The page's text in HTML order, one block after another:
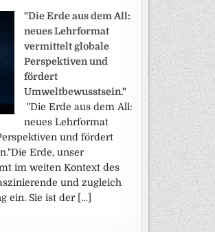
"Die Erde aus dem All:
neues Lehrformat
vermittelt globale
Perspektiven und
fördert
Umweltbewusstsein."
"Die Erde aus dem All:
neues Lehrformat
und fördert
Erde, unser
im weiten Kontext des
und zugleich
ein. Sie ist der […]